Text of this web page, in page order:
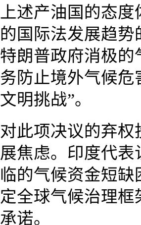
上述产油国的态
的国际法发展趋
特朗普政府消极
务防止境外气候危
文明挑战”。
对此项决议的弃
展焦虑。印度代
临的气候资金短
定全球气候治理
承诺。